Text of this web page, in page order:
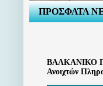
ΠΡΟΣΦΑΤΑ
ΒΑΛΚΑΝΙΚΟ
Ανοιχτών